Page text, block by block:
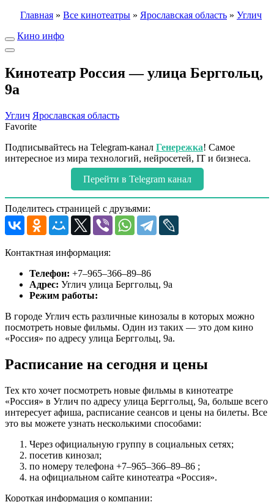
Главная » Все кинотеатры » Ярославская область » Углич
Кино инфо
Кинотеатр Россия — улица Берггольц,
9а
Углич Ярославская область
Favorite
Подписывайтесь на Telegram-канал Генережка! Самое
интересное из мира технологий, нейросетей, IT и бизнеса.
Перейти в Telegram канал
Поделитесь страницей с друзьями:
Контактная информация:
Телефон: +7‒965‒366‒89‒86
Адрес: Углич улица Берггольц, 9а
Режим работы:
В городе Углич есть различные кинозалы в которых можно
посмотреть новые фильмы. Один из таких — это дом кино
«Россия» по адресу улица Берггольц, 9а.
Расписание на сегодня и цены
Тех кто хочет посмотреть новые фильмы в кинотеатре
«Россия» в Углич по адресу улица Берггольц, 9а, больше всего
интересует афиша, расписание сеансов и цены на билеты. Все
это вы можете узнать несколькими способами:
Через официальную группу в социальных сетях;
посетив кинозал;
по номеру телефона +7‒965‒366‒89‒86 ;
на официальном сайте кинотеатра «Россия».
Короткая информация о компании: